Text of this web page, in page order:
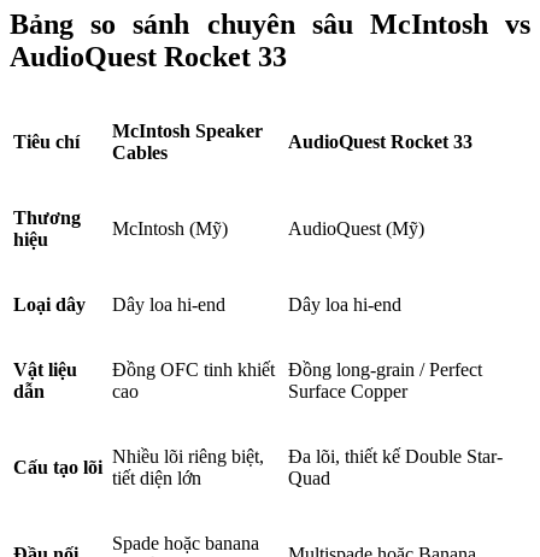
Bảng so sánh chuyên sâu McIntosh vs
AudioQuest Rocket 33
Tiêu chí
McIntosh Speaker
Cables
AudioQuest Rocket 33
Thương
hiệu
McIntosh (Mỹ) AudioQuest (Mỹ)
Loại dây Dây loa hi-end Dây loa hi-end
Vật liệu
dẫn
Đồng OFC tinh khiết
cao
Đồng long-grain / Perfect
Surface Copper
Cấu tạo lõi
Nhiều lõi riêng biệt,
tiết diện lớn
Đa lõi, thiết kế Double Star-
Quad
Spade hoặc banana